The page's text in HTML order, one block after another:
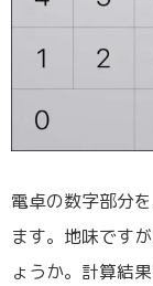
電卓の数字部分
ます。地味です
ょうか。計算結